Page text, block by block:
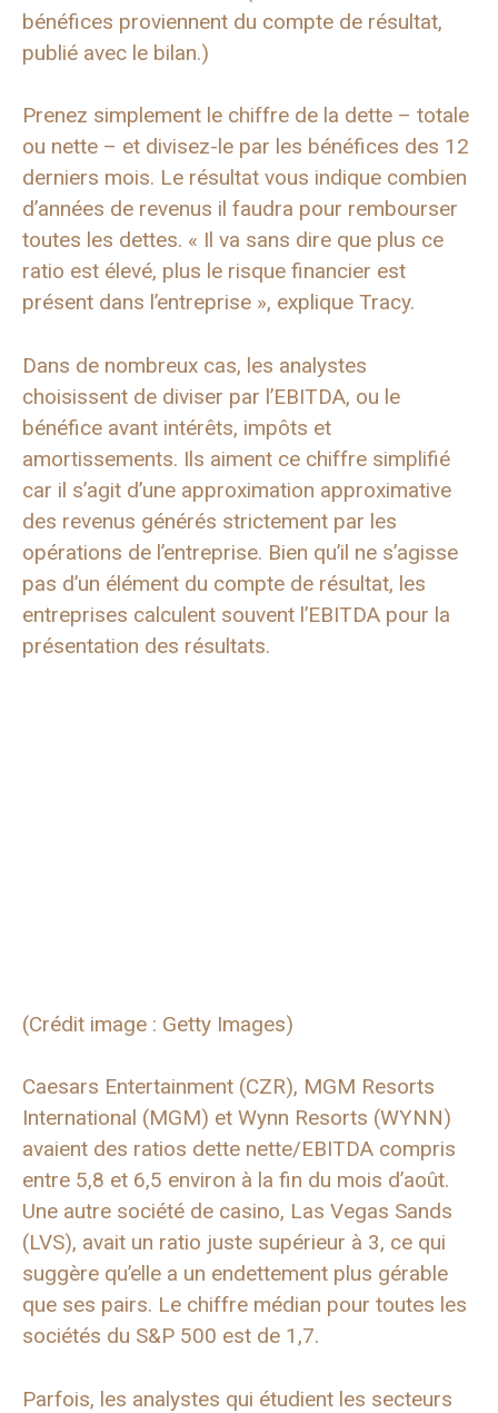
bénéfices proviennent du compte de résultat,
publié avec le bilan.)
Prenez simplement le chiffre de la dette – totale
ou nette – et divisez-le par les bénéfices des 12
derniers mois. Le résultat vous indique combien
d’années de revenus il faudra pour rembourser
toutes les dettes. « Il va sans dire que plus ce
ratio est élevé, plus le risque financier est
présent dans l’entreprise », explique Tracy.
Dans de nombreux cas, les analystes
choisissent de diviser par l’EBITDA, ou le
bénéfice avant intérêts, impôts et
amortissements. Ils aiment ce chiffre simplifié
car il s’agit d’une approximation approximative
des revenus générés strictement par les
opérations de l’entreprise. Bien qu’il ne s’agisse
pas d’un élément du compte de résultat, les
entreprises calculent souvent l’EBITDA pour la
présentation des résultats.
(Crédit image : Getty Images)
Caesars Entertainment (CZR), MGM Resorts
International (MGM) et Wynn Resorts (WYNN)
avaient des ratios dette nette/EBITDA compris
entre 5,8 et 6,5 environ à la fin du mois d’août.
Une autre société de casino, Las Vegas Sands
(LVS), avait un ratio juste supérieur à 3, ce qui
suggère qu’elle a un endettement plus gérable
que ses pairs. Le chiffre médian pour toutes les
sociétés du S&P 500 est de 1,7.
Parfois, les analystes qui étudient les secteurs